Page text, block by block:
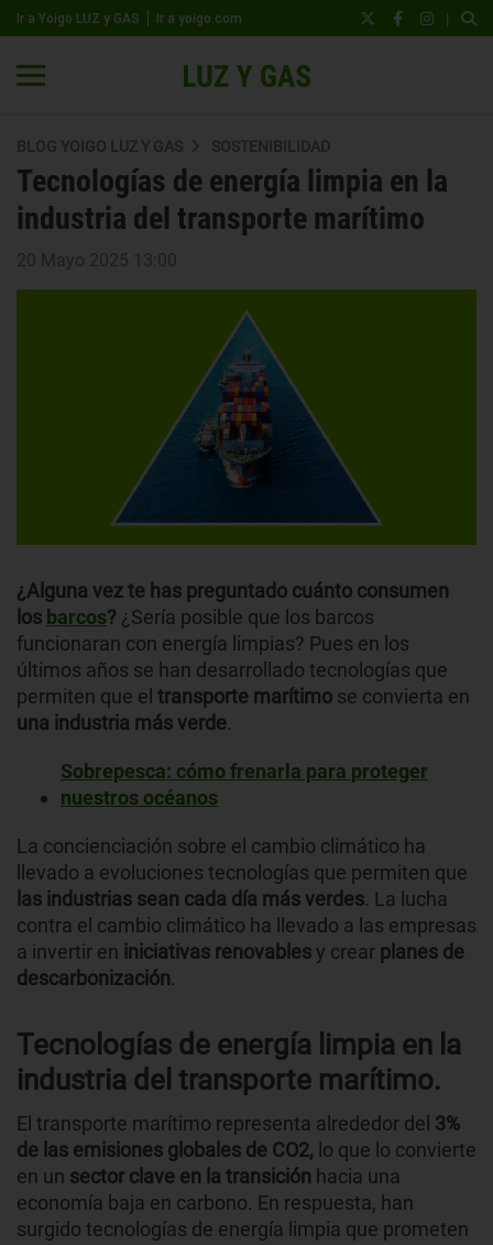
Ir a Yoigo LUZ y GAS Ir a yoigo.com |
BLOG YOIGO LUZ Y GAS SOSTENIBILIDAD
Tecnologías de energía limpia en la
industria del transporte marítimo
20 Mayo 2025 13:00
¿Alguna vez te has preguntado cuánto consumen
los barcos? ¿Sería posible que los barcos
funcionaran con energía limpias? Pues en los
últimos años se han desarrollado tecnologías que
permiten que el transporte marítimo se convierta en
una industria más verde.
Sobrepesca: cómo frenarla para proteger
nuestros océanos
La concienciación sobre el cambio climático ha
llevado a evoluciones tecnologías que permiten que
las industrias sean cada día más verdes. La lucha
contra el cambio climático ha llevado a las empresas
a invertir en iniciativas renovablesy crear planes de
descarbonización.
Tecnologías de energía limpia en la
industria del transporte marítimo.
El transporte marítimo representa alrededor del 3%
de las emisiones globales de CO2, lo que lo convierte
en un sector clave en la transición hacia una
economía baja en carbono. En respuesta, han
surgido tecnologías de energía limpia que prometen